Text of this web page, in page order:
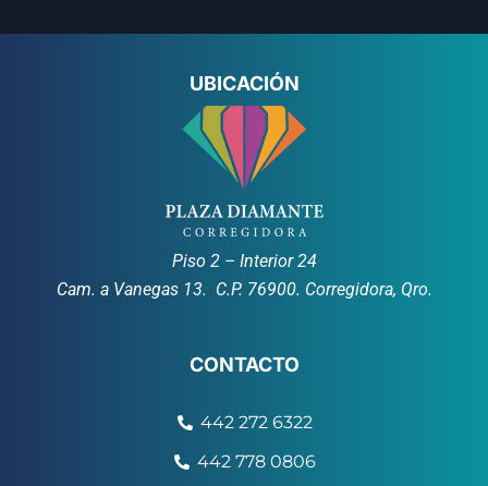
UBICACIÓN
Piso 2 – Interior 24
Cam. a Vanegas 13. C.P. 76900. Corregidora, Qro.
CONTACTO
442 272 6322
442 778 0806